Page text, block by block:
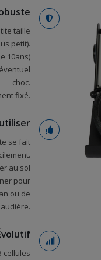
taille
petit).
10ans)
choc.
fixé.
se fait
au sol
pour
ou de
cellules